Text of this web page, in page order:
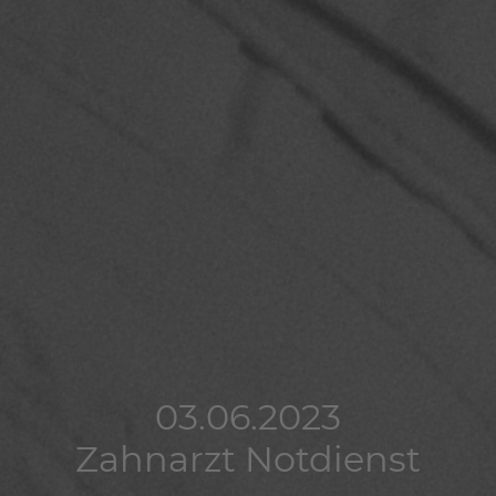
03.06.2023
Zahnarzt Notdienst
03.06.2023
Zahnarzt Notdienst
03.06.2023
Zahnarzt Notdienst